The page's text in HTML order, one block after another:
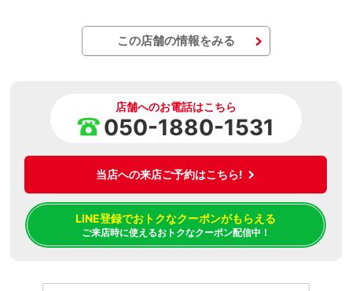
この店舗の情報をみる
店舗へのお電話はこちら
050-1880-1531
当店への来店ご予約はこちら!
LINE登録でおトクなクーポンがもらえる
ご来店時に使えるおトクなクーポン配信中！